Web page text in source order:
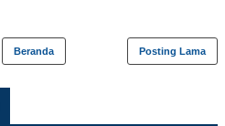
Posting Lama
Beranda